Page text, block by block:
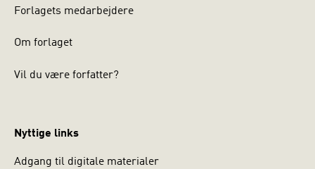
Forlagets medarbejdere
Om forlaget
Vil du være forfatter?
Nyttige links
Adgang til digitale materialer